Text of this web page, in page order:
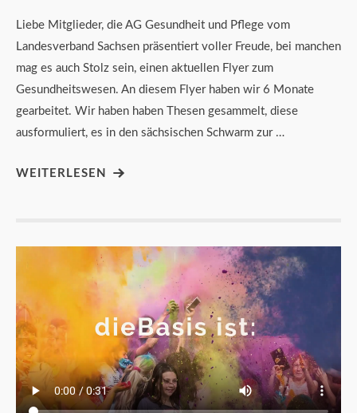
Liebe Mitglieder, die AG Gesundheit und Pflege vom
Landesverband Sachsen präsentiert voller Freude, bei manchen
mag es auch Stolz sein, einen aktuellen Flyer zum
Gesundheitswesen. An diesem Flyer haben wir 6 Monate
gearbeitet. Wir haben haben Thesen gesammelt, diese
ausformuliert, es in den sächsischen Schwarm zur …
WEITERLESEN